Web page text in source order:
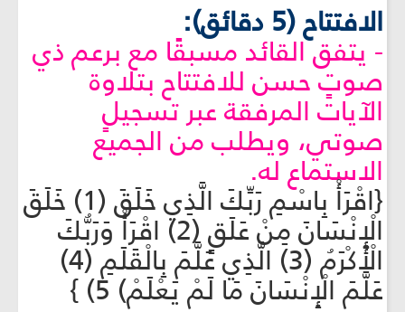
الافتتاح (5 دقائق):
- يتفق القائد مسبقًا مع برعم ذي
صوتٍ حسن للافتتاح بتلاوة
الآيات المرفقة عبر تسجيلٍ
صوتي، ويطلب من الجميع
الاستماع له.
{اقْرَأْ بِاسْمِ رَبِّكَ الَّذِي خَلَقَ (1) خَلَقَ
الْإِنْسَانَ مِنْ عَلَقٍ (2) اقْرَأْ وَرَبُّكَ
الْأَكْرَمُ (3) الَّذِي عَلَّمَ بِالْقَلَمِ (4)
عَلَّمَ الْإِنْسَانَ مَا لَمْ يَعْلَمْ) 5) }